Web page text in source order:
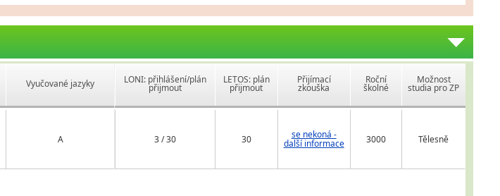
Vyučované jazyky
A
LONI: přihlášení/plán
přijmout
LETOS: plán
přijmout
Přijímací
zkouška
Roční
školné
Možnost
studia pro ZP
3 / 30 30 se nekoná -
další informace 3000 Tělesně